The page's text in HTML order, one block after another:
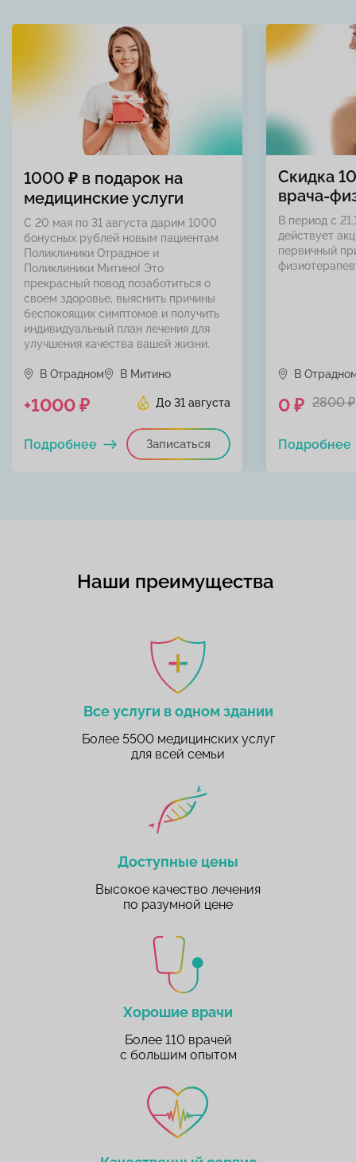
1000 ₽ в подарок на
медицинские услуги
С 20 мая по 31 августа дарим 1000
бонусных рублей новым пациентам
Поликлиники Отрадное и
Поликлиники Митино! Это
прекрасный повод позаботиться о
своем здоровье, выяснить причины
беспокоящих симптомов и получить
индивидуальный план лечения для
улучшения качества вашей жизни.
В Отрадном В Митино
До 31 августа
+1000 ₽
Записаться
Подробнее
Скидка
врача-
В период с
действует
первичный
В
0 ₽ 2800 ₽
Подробнее
Наши преимущества
Все услуги в одном здании
Более 5500 медицинских услуг
для всей семьи
Доступные цены
Высокое качество лечения
по разумной цене
Хорошие врачи
Более 110 врачей
с большим опытом